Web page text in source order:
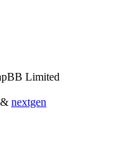
Limited
& nextgen